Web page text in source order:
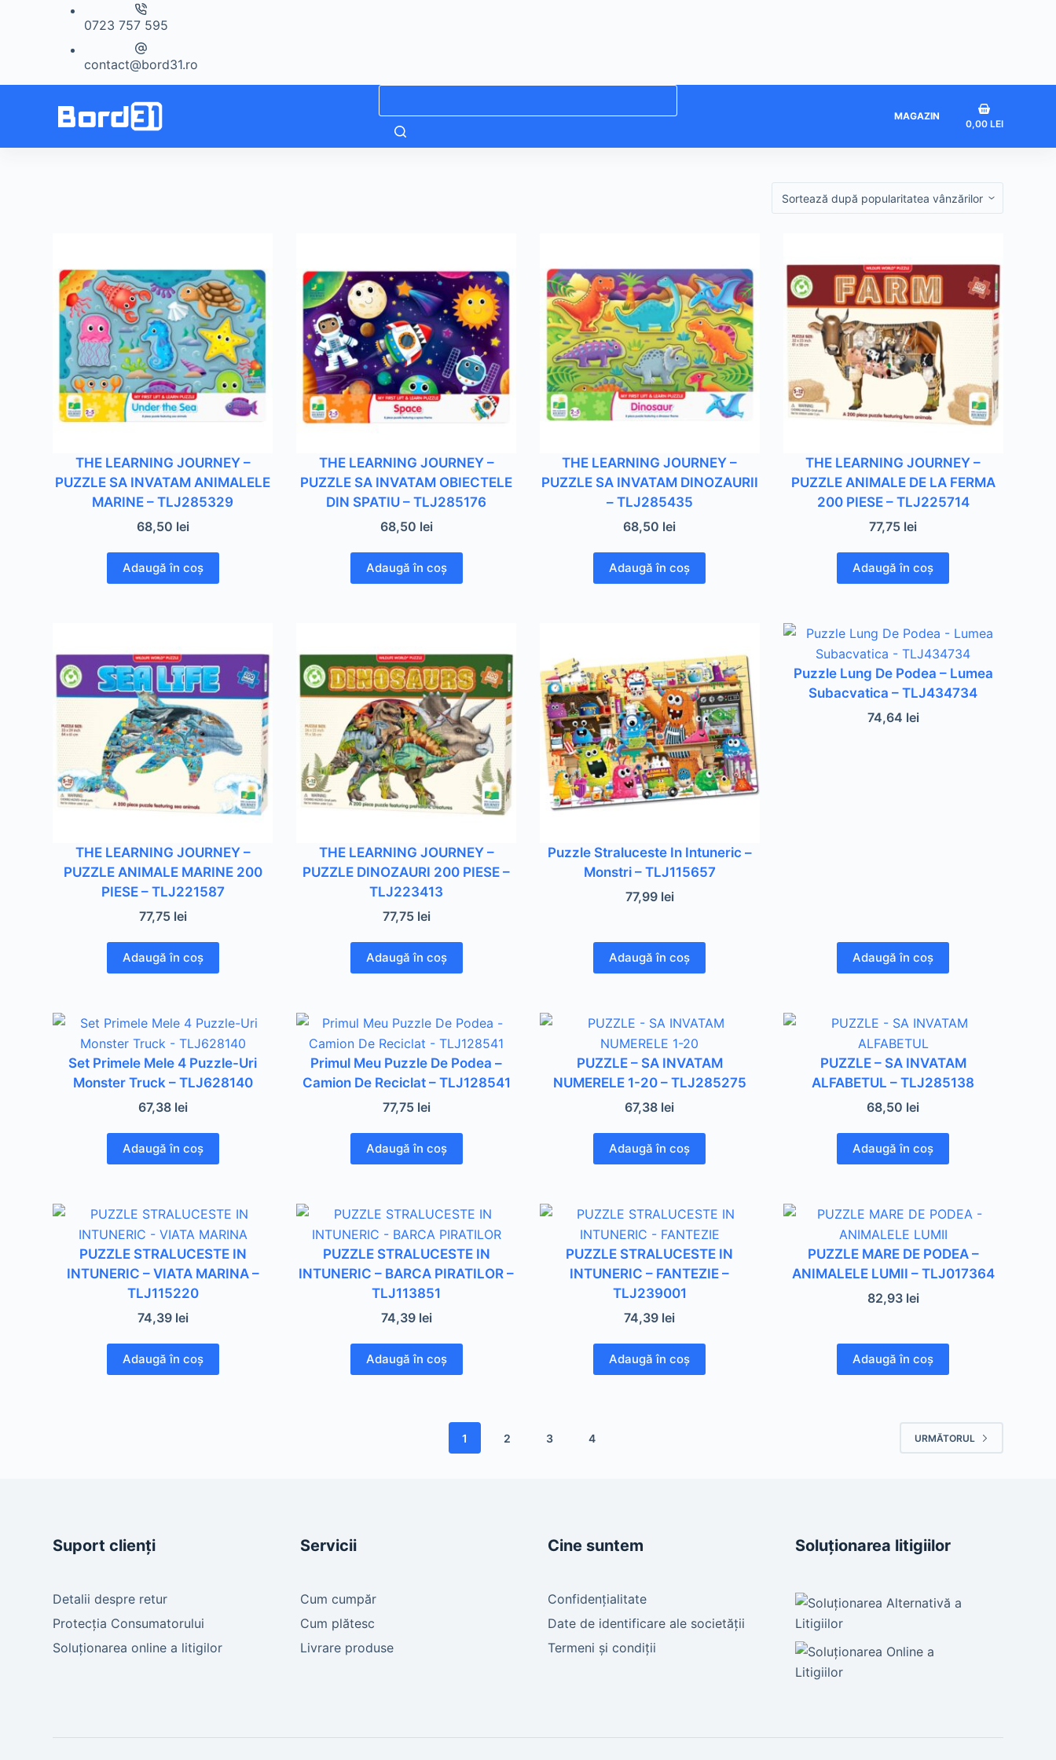
0723 757 595
contact@bord31.ro
MAGAZIN
Coș
0,00 LEI
THE LEARNING JOURNEY –
PUZZLE SA INVATAM ANIMALELE
MARINE – TLJ285329
68,50 lei
Adaugă în coș
THE LEARNING JOURNEY –
PUZZLE SA INVATAM OBIECTELE
DIN SPATIU – TLJ285176
68,50 lei
Adaugă în coș
THE LEARNING JOURNEY –
PUZZLE SA INVATAM DINOZAURII
– TLJ285435
68,50 lei
Adaugă în coș
THE LEARNING JOURNEY –
PUZZLE ANIMALE DE LA FERMA
200 PIESE – TLJ225714
77,75 lei
Adaugă în coș
THE LEARNING JOURNEY –
PUZZLE ANIMALE MARINE 200
PIESE – TLJ221587
77,75 lei
Adaugă în coș
THE LEARNING JOURNEY –
PUZZLE DINOZAURI 200 PIESE –
TLJ223413
77,75 lei
Adaugă în coș
Puzzle Straluceste In Intuneric –
Monstri – TLJ115657
77,99 lei
Adaugă în coș
Puzzle Lung De Podea – Lumea
Subacvatica – TLJ434734
74,64 lei
Adaugă în coș
Set Primele Mele 4 Puzzle-Uri
Monster Truck – TLJ628140
67,38 lei
Adaugă în coș
Primul Meu Puzzle De Podea –
Camion De Reciclat – TLJ128541
77,75 lei
Adaugă în coș
PUZZLE – SA INVATAM
NUMERELE 1-20 – TLJ285275
67,38 lei
Adaugă în coș
PUZZLE – SA INVATAM
ALFABETUL – TLJ285138
68,50 lei
Adaugă în coș
PUZZLE STRALUCESTE IN
INTUNERIC – VIATA MARINA –
TLJ115220
74,39 lei
Adaugă în coș
PUZZLE STRALUCESTE IN
INTUNERIC – BARCA PIRATILOR –
TLJ113851
74,39 lei
Adaugă în coș
PUZZLE STRALUCESTE IN
INTUNERIC – FANTEZIE –
TLJ239001
74,39 lei
Adaugă în coș
PUZZLE MARE DE PODEA –
ANIMALELE LUMII – TLJ017364
82,93 lei
Adaugă în coș
1 2 3 4 URMĂTORUL
Suport clienți
Detalii despre retur
Protecția Consumatorului
Soluționarea online a litigilor
Servicii
Cum cumpăr
Cum plătesc
Livrare produse
Cine suntem
Confidențialitate
Date de identificare ale societății
Termeni și condiții
Soluționarea litigiilor